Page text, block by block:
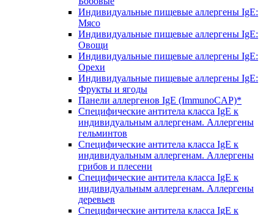
Индивидуальные пищевые аллергены IgE:
Мясо
Индивидуальные пищевые аллергены IgE:
Овощи
Индивидуальные пищевые аллергены IgE:
Орехи
Индивидуальные пищевые аллергены IgE:
Фрукты и ягоды
Панели аллергенов IgE (ImmunoCAP)*
Специфические антитела класса IgE к
индивидуальным аллергенам. Аллергены
гельминтов
Специфические антитела класса IgE к
индивидуальным аллергенам. Аллергены
грибов и плесени
Специфические антитела класса IgE к
индивидуальным аллергенам. Аллергены
деревьев
Специфические антитела класса IgE к